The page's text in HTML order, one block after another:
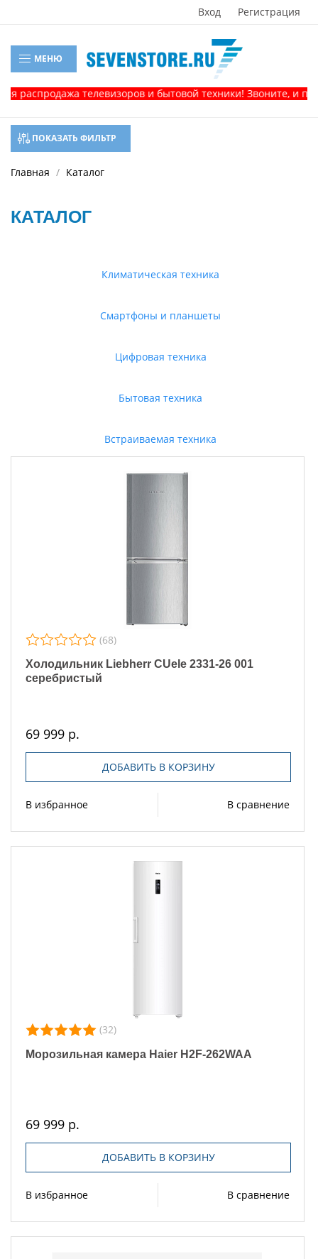
Вход Регистрация
МЕНЮ
телевизоров и бытовой техники! Звоните, и получите
ПОКАЗАТЬ ФИЛЬТР
Главная Каталог
КАТАЛОГ
Климатическая техника
Смартфоны и планшеты
Цифровая техника
Бытовая техника
Встраиваемая техника
(68)
Холодильник Liebherr CUele 2331-26 001
серебристый
69 999 р.
ДОБАВИТЬ В КОРЗИНУ
В избранное В сравнение
(32)
Морозильная камера Haier H2F-262WAA
69 999 р.
ДОБАВИТЬ В КОРЗИНУ
В избранное В сравнение